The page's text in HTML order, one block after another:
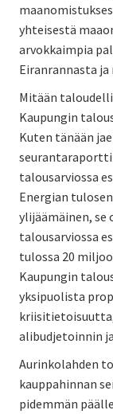
yhteisestä
arvokkaimpia
Eiranrannasta
Mitään
Kaupungin
Kuten tänään
seurantaraportti
talousarviossa
Energian
ylijäämäinen,
talousarviossa
tulossa 20
Kaupungin
yksipuolista
alibudjetoinnin
Aurinkolahden
kauppahinnan
pidemmän